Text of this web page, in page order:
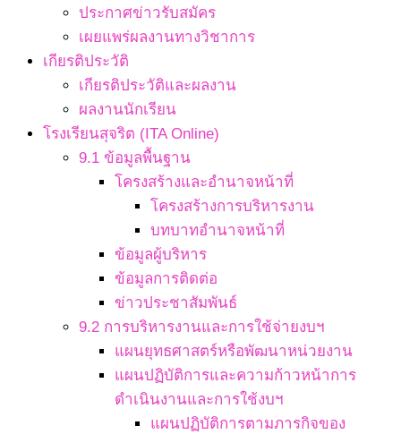
ประกาศข่าวรับสมัคร
เผยแพร่ผลงานทางวิชาการ
เกียรติประวัติ
เกียรติประวัติและผลงาน
ผลงานนักเรียน
โรงเรียนสุจริต (ITA Online)
9.1 ข้อมูลพื้นฐาน
โครงสร้างและอำนาจหน้าที่
โครงสร้างการบริหารงาน
บทบาทอำนาจหน้าที่
ข้อมูลผู้บริหาร
ข้อมูลการติดต่อ
ข่าวประชาสัมพันธ์
9.2 การบริหารงานและการใช้จ่ายงบฯ
แผนยุทธศาสตร์หรือพัฒนาหน่วยงาน
แผนปฏิบัติการและความก้าวหน้าการ
ดำเนินงานและการใช้งบฯ
แผนปฏิบัติการตามภารกิจของ